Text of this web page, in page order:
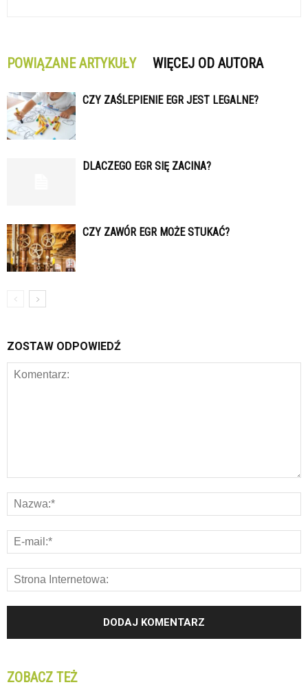
POWIĄZANE ARTYKUŁY WIĘCEJ OD AUTORA
CZY ZAŚLEPIENIE EGR JEST LEGALNE?
DLACZEGO EGR SIĘ ZACINA?
CZY ZAWÓR EGR MOŻE STUKAĆ?
ZOSTAW ODPOWIEDŹ
ZOBACZ TEŻ